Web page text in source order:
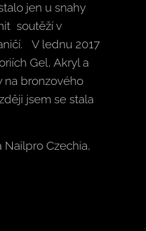
jen u snahy
soutěží v
V lednu 2017
Gel, Akryl a
na bronzového
jsem se stala
Czechia,